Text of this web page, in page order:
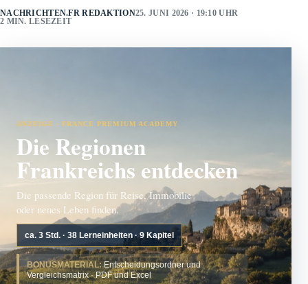
NACHRICHTEN.FR REDAKTION25. JUNI 2026 · 19:10 UHR
2 MIN. LESEZEIT
ANZEIGE · FRANCE PREMIUM ACADEMY
Die Regionen
Frankreichs entdecken
Die passende Region für Reise, Immobilie
oder neues Leben finden.
ca. 3 Std. · 38 Lerneinheiten · 9 Kapitel
BONUSMATERIAL: Entscheidungsordner und
Vergleichsmatrix · PDF und Excel